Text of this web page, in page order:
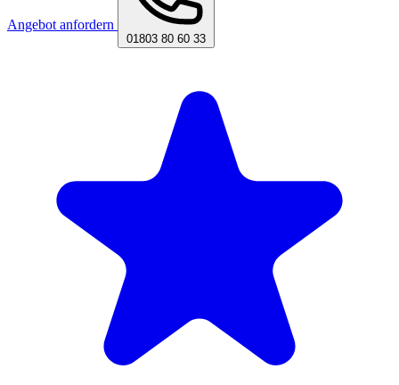
Angebot anfordern
01803 80 60 33